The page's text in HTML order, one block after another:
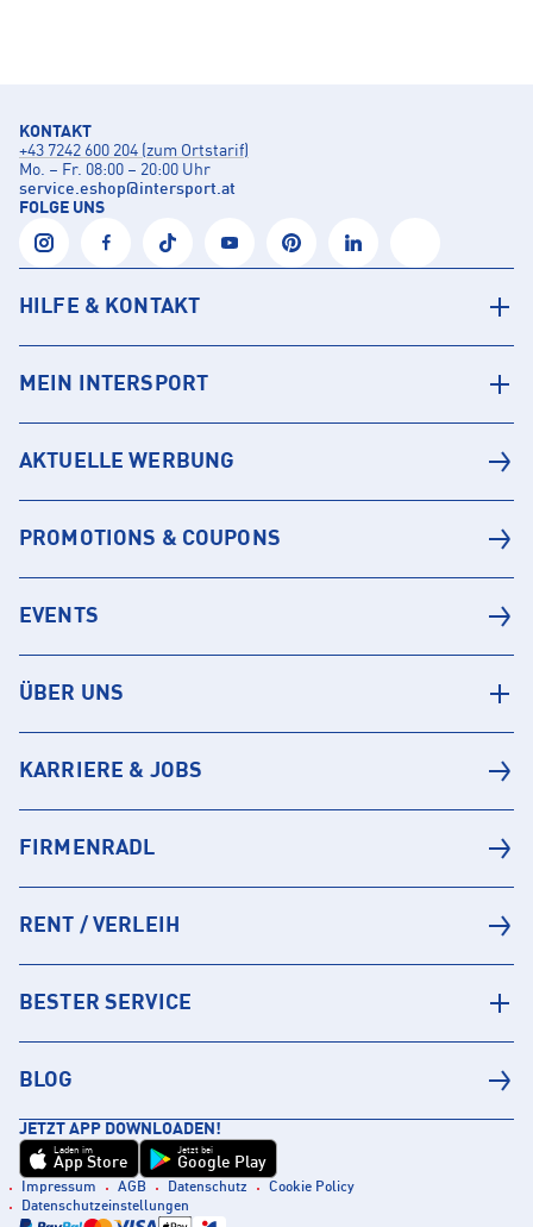
KONTAKT
+43 7242 600 204 (zum Ortstarif)
Mo. – Fr. 08:00 – 20:00 Uhr
service.eshop@intersport.at
FOLGE UNS
HILFE & KONTAKT
MEIN INTERSPORT
AKTUELLE WERBUNG
PROMOTIONS & COUPONS
EVENTS
ÜBER UNS
KARRIERE & JOBS
FIRMENRADL
RENT / VERLEIH
BESTER SERVICE
BLOG
JETZT APP DOWNLOADEN!
Laden im
App Store
Jetzt bei
Google Play
Impressum AGB Datenschutz
Cookie Policy
Datenschutzeinstellungen